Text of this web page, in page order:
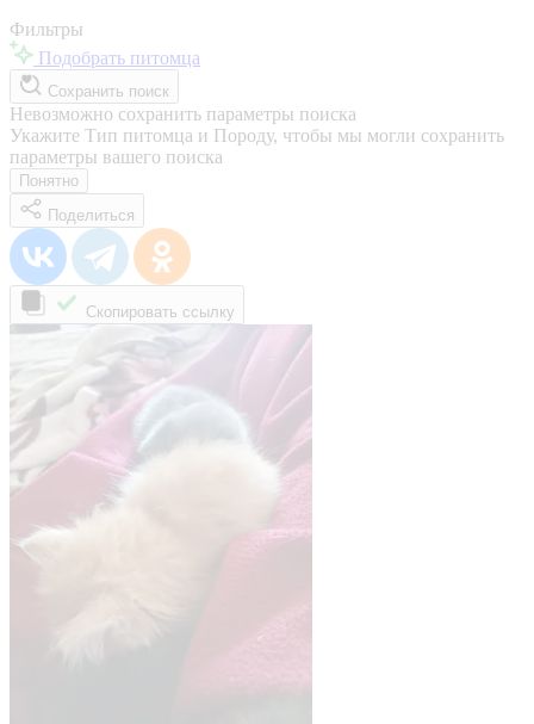
Фильтры
Подобрать питомца
Сохранить поиск
Невозможно сохранить параметры поиска
Укажите Тип питомца и Породу, чтобы мы могли сохранить
параметры вашего поиска
Понятно
Поделиться
Скопировать ссылку